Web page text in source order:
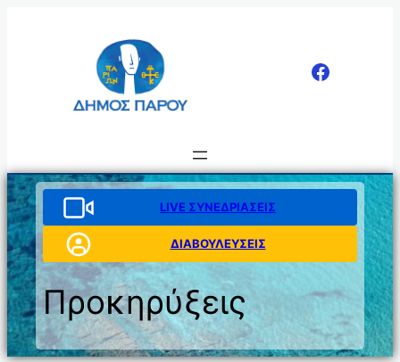
LIVE ΣΥΝΕΔΡΙΑΣΕΙΣ
ΔΙΑΒΟΥΛΕΥΣΕΙΣ
Προκηρύξεις